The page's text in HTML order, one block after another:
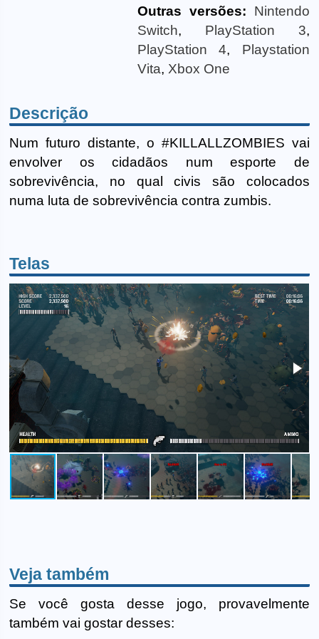
Outras versões:
Nintendo
Switch, PlayStation 3,
PlayStation 4, Playstation
Vita, Xbox One
Descrição
Num futuro distante, o #KILLALLZOMBIES vai
envolver os cidadãos num esporte de
sobrevivência, no qual civis são colocados
numa luta de sobrevivência contra zumbis.
Telas
Veja também
Se você gosta desse jogo, provavelmente
também vai gostar desses: